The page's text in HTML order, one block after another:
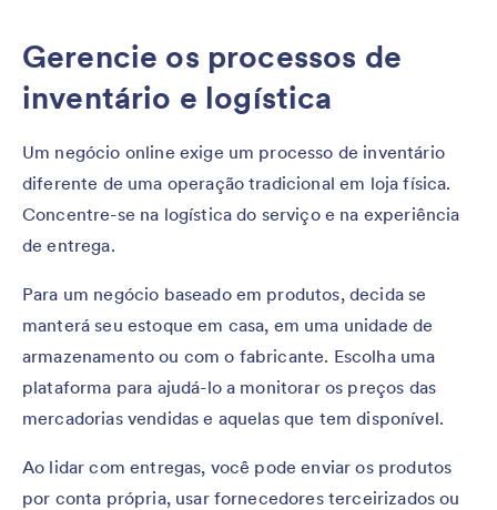
Gerencie os processos de
inventário e logística
Um negócio online exige um processo de inventário
diferente de uma operação tradicional em loja física.
Concentre-se na logística do serviço e na experiência
de entrega.
Para um negócio baseado em produtos, decida se
manterá seu estoque em casa, em uma unidade de
armazenamento ou com o fabricante. Escolha uma
plataforma para ajudá-lo a monitorar os preços das
mercadorias vendidas e aquelas que tem disponível.
Ao lidar com entregas, você pode enviar os produtos
por conta própria, usar fornecedores terceirizados ou